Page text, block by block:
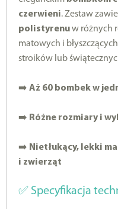
czerwieni. Zestaw
polistyrenuw różnych
matowych i
stroików lub
➡️ Aż 60 bombek w
➡️ Różne rozmiary i
➡️ Nietłukący, lekki
i zwierząt
✅ Specyfikacja